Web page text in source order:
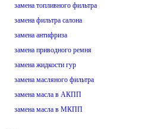
замена топливного фильтра
замена фильтра салона
замена антифриза
замена приводного ремня
замена жидкости гур
замена масляного фильтра
замена масла в АКПП
замена масла в МКПП